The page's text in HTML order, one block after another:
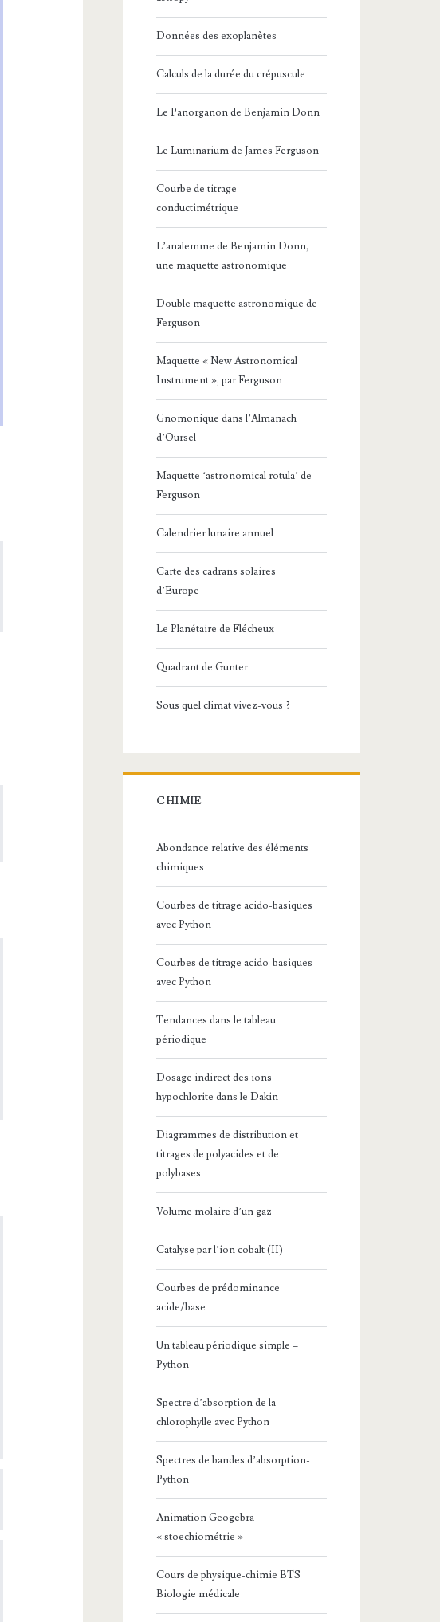
Données des exoplanètes
Calculs de la durée du crépuscule
Le Panorganon de Benjamin Donn
Le Luminarium de James Ferguson
Courbe de titrage
conductimétrique
L’analemme de Benjamin Donn,
une maquette astronomique
Double maquette astronomique de
Ferguson
Maquette « New Astronomical
Instrument », par Ferguson
Gnomonique dans l’Almanach
d’Oursel
Maquette ‘astronomical rotula’ de
Ferguson
Calendrier lunaire annuel
Carte des cadrans solaires
d’Europe
Le Planétaire de Flécheux
Quadrant de Gunter
Sous quel climat vivez-vous ?
CHIMIE
Abondance relative des éléments
chimiques
Courbes de titrage acido-basiques
avec Python
Courbes de titrage acido-basiques
avec Python
Tendances dans le tableau
périodique
Dosage indirect des ions
hypochlorite dans le Dakin
Diagrammes de distribution et
titrages de polyacides et de
polybases
Volume molaire d’un gaz
Catalyse par l’ion cobalt (II)
Courbes de prédominance
acide/base
Un tableau périodique simple –
Python
Spectre d’absorption de la
chlorophylle avec Python
Spectres de bandes d’absorption-
Python
Animation Geogebra
« stoechiométrie »
Cours de physique-chimie BTS
Biologie médicale